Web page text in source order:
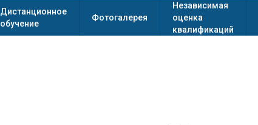
Дистанционное
обучение
Фотогалерея
Независимая
оценка
квалификаций